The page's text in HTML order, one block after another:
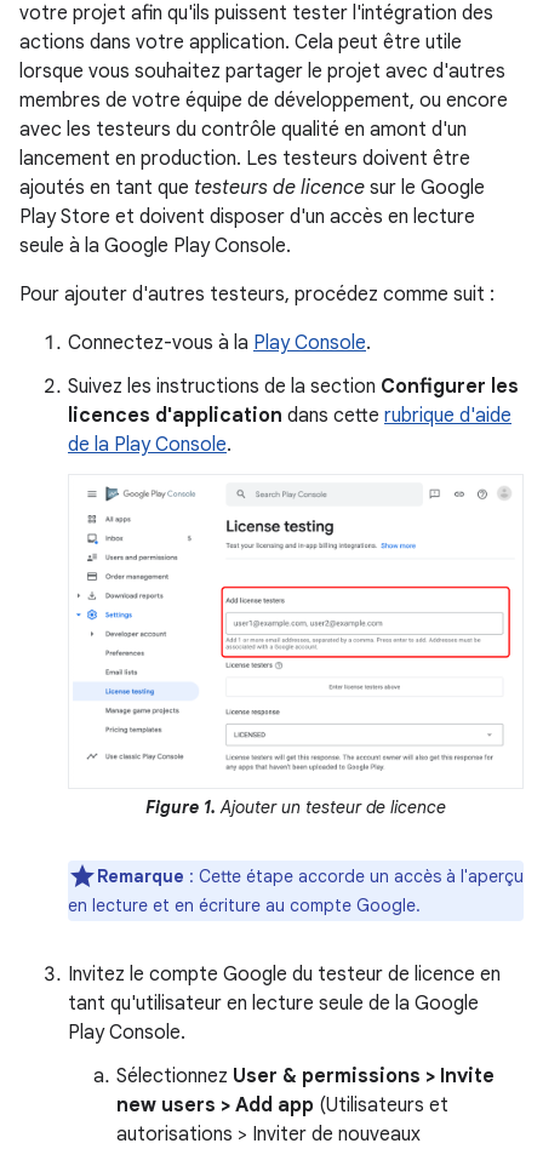
votre projet afin qu'ils puissent tester l'intégration des
actions dans votre application. Cela peut être utile
lorsque vous souhaitez partager le projet avec d'autres
membres de votre équipe de développement, ou encore
avec les testeurs du contrôle qualité en amont d'un
lancement en production. Les testeurs doivent être
ajoutés en tant que testeurs de licence sur le Google
Play Store et doivent disposer d'un accès en lecture
seule à la Google Play Console.
Pour ajouter d'autres testeurs, procédez comme suit :
Connectez-vous à la Play Console.
Suivez les instructions de la section Configurer les
licences d'application dans cette rubrique d'aide
de la Play Console.
Figure 1. Ajouter un testeur de licence
Remarque : Cette étape accorde un accès à l'aperçu
en lecture et en écriture au compte Google.
Invitez le compte Google du testeur de licence en
tant qu'utilisateur en lecture seule de la Google
Play Console.
Sélectionnez User & permissions > Invite
new users > Add app (Utilisateurs et
autorisations > Inviter de nouveaux